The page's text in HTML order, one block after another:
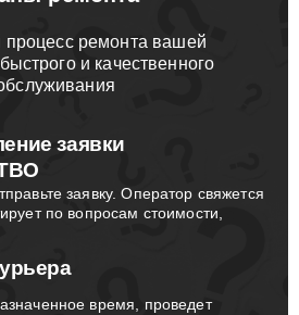
ремонта вашей
и качественного
заявки
заявку. Оператор свяжется
по вопросам стоимости,
время, проведет